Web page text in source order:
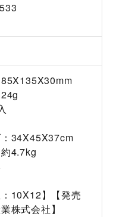
34X45X37cm
4.7kg
：10X12】【発売
株式会社】